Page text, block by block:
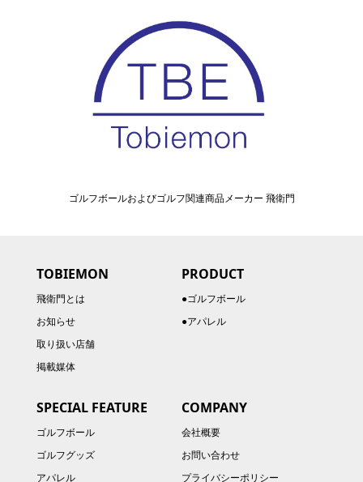
ゴルフボールおよびゴルフ関連商品メーカー 飛衛門
TOBIEMON
飛衛門とは
お知らせ
取り扱い店舗
掲載媒体
PRODUCT
●ゴルフボール
●アパレル
SPECIAL FEATURE
ゴルフボール
ゴルフグッズ
アパレル
COMPANY
会社概要
お問い合わせ
プライバシーポリシー